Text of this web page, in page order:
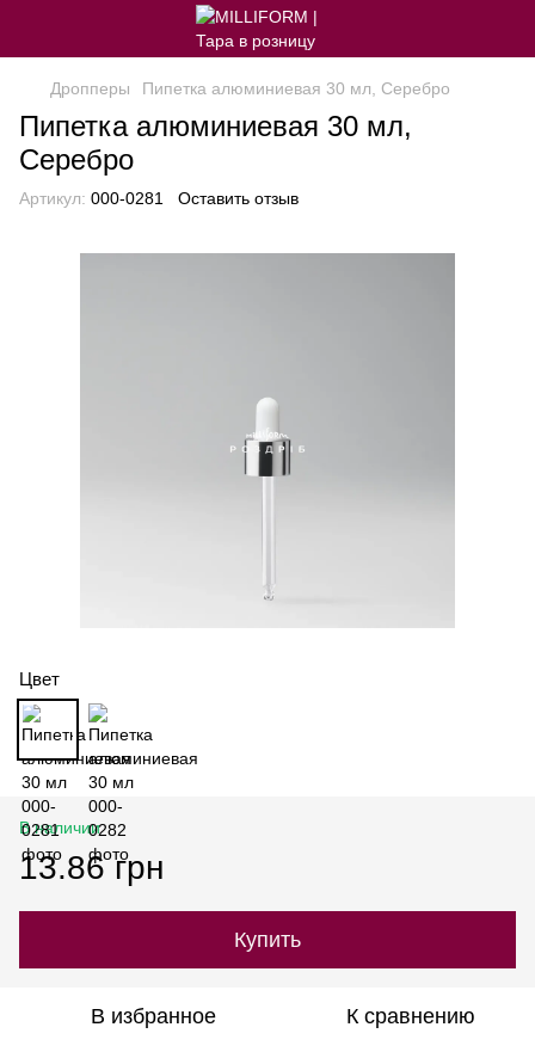
Дропперы Пипетка алюминиевая 30 мл, Серебро
Пипетка алюминиевая 30 мл,
Серебро
Артикул: 000-0281 Оставить отзыв
Цвет
В наличии
13.86 грн
Купить
В избранное К сравнению